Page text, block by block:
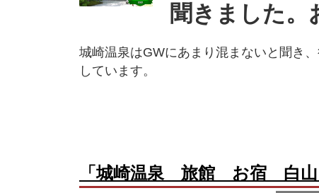
聞きました。
城崎温泉はGWにあまり混まないと聞き
しています。
「城崎温泉 旅館 お宿 白山